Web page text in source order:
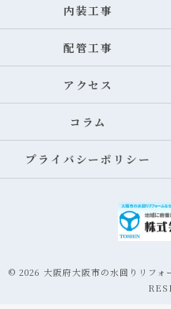
内装工事
配管工事
アクセス
コラム
プライバシーポリシー
© 2026 大阪府大阪市の水回りリフ